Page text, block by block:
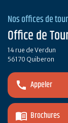
Nos offices de
Office de
14 rue de Verdun
56170 Quiberon
Appeler
Brochures